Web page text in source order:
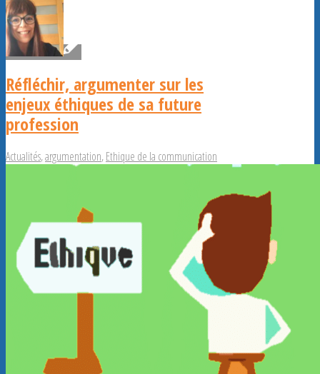
Réfléchir, argumenter sur les
enjeux éthiques de sa future
profession
Actualités,argumentation,Ethique de la communication